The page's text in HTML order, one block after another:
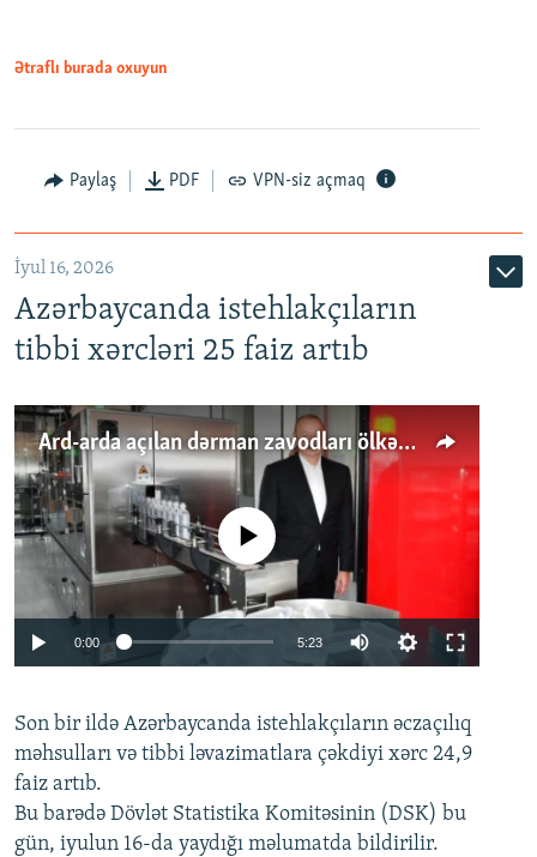
Ətraflı burada oxuyun
Paylaş PDF VPN-siz açmaq
İyul 16, 2026
Azərbaycanda istehlakçıların
tibbi xərcləri 25 faiz artıb
Ard-arda açılan dərman zavodları ölkənin tələbatını ödəyirmi?
Auto 240p 360p 480p
720p 1080p
No media source currently available
0:00 5:23
360p
480p
720p
1080p
Son bir ildə Azərbaycanda istehlakçıların əczaçılıq
məhsulları və tibbi ləvazimatlara çəkdiyi xərc 24,9
faiz artıb.
Bu barədə Dövlət Statistika Komitəsinin (DSK) bu
gün, iyulun 16-da yaydığı məlumatda bildirilir.